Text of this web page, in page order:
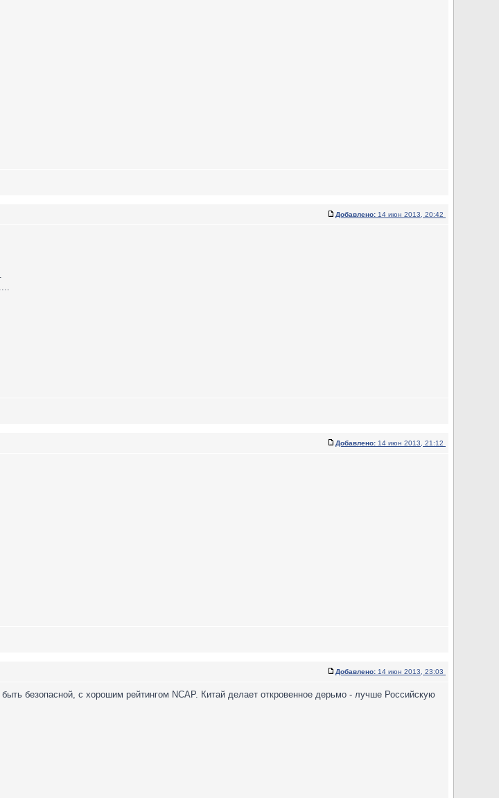
Добавлено: 14 июн 2013, 20:42
Добавлено: 14 июн 2013, 21:12
Добавлено: 14 июн 2013, 23:03
безопасной, с хорошим рейтингом NCAP. Китай делает откровенное дерьмо - лучше Российскую